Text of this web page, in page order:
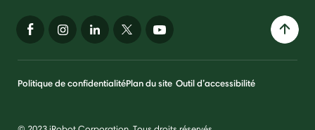
Politique de confidentialitéPlan du site Outil d’accessibilité